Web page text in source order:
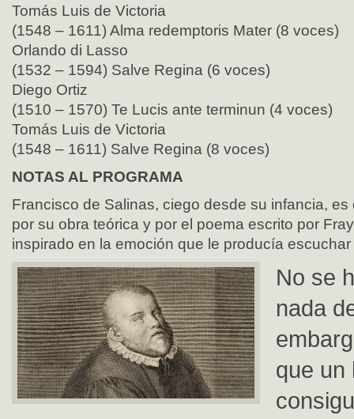
Tomás Luis de Victoria
(1548 – 1611) Alma redemptoris Mater (8 voces)
Orlando di Lasso
(1532 – 1594) Salve Regina (6 voces)
Diego Ortiz
(1510 – 1570) Te Lucis ante terminun (4 voces)
Tomás Luis de Victoria
(1548 – 1611) Salve Regina (8 voces)
NOTAS AL PROGRAMA
Francisco de Salinas, ciego desde su infancia,
por su obra teórica y por el poema escrito por
inspirado en la emoción que le producía
No se
nada
que un